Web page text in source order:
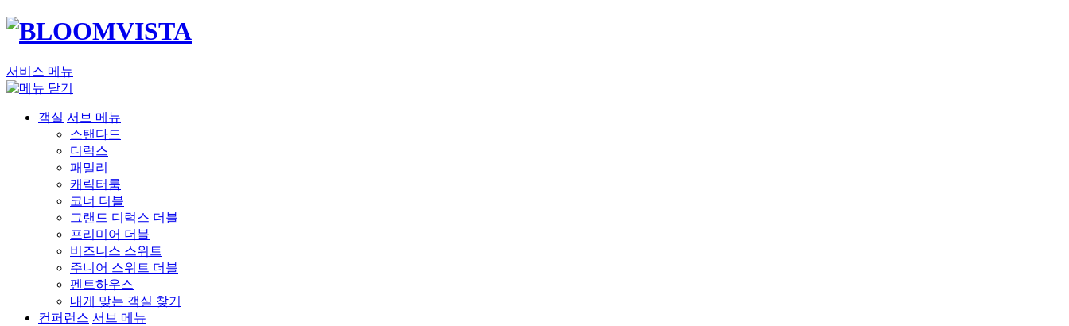
서비스 메뉴
객실 서브 메뉴
스탠다드
디럭스
패밀리
캐릭터룸
코너 더블
그랜드 디럭스 더블
프리미어 더블
비즈니스 스위트
주니어 스위트 더블
펜트하우스
내게 맞는 객실 찾기
컨퍼런스 서브 메뉴